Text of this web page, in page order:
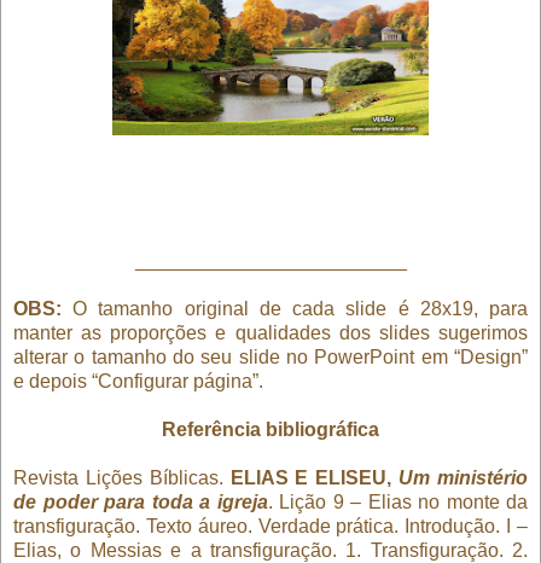
OBS: O tamanho original de cada slide é 28x19, para
manter as proporções e qualidades dos slides sugerimos
alterar o tamanho do seu slide no PowerPoint em “Design”
e depois “Configurar página”.
Referência bibliográfica
Revista Lições Bíblicas. ELIAS E ELISEU, Um ministério
de poder para toda a igreja. Lição 9 – Elias no monte da
transfiguração. Texto áureo. Verdade prática. Introdução. I –
Elias, o Messias e a transfiguração. 1. Transfiguração. 2.